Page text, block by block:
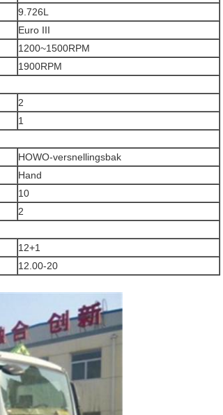
9.726L
Euro III
1200~1500RPM
1900RPM
2
1
HOWO-versnellingsbak
Hand
10
2
12+1
12.00-20